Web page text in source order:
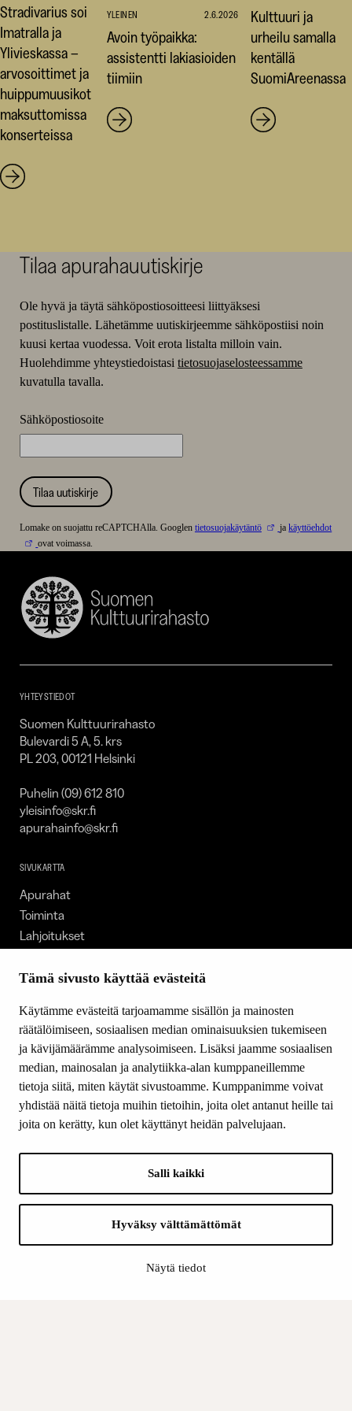
Tämä sivusto käyttää evästeitä
Käytämme evästeitä tarjoamamme sisällön ja mainosten
räätälöimiseen, sosiaalisen median ominaisuuksien tukemiseen
ja kävijämäärämme analysoimiseen. Lisäksi jaamme sosiaalisen
median, mainosalan ja analytiikka-alan kumppaneillemme
tietoja siitä, miten käytät sivustoamme. Kumppanimme voivat
yhdistää näitä tietoja muihin tietoihin, joita olet antanut heille tai
joita on kerätty, kun olet käyttänyt heidän palvelujaan.
Salli kaikki
Hyväksy välttämättömät
Näytä tiedot
Stradivarius soi
Imatralla ja
Ylivieskassa –
arvosoittimet ja
huippumuusikot
maksuttomissa
konserteissa
YLEINEN 2.6.2026
Avoin työpaikka:
assistentti lakiasioiden
tiimiin
Kulttuuri ja
urheilu samalla
kentällä
SuomiAreenassa
Tilaa apurahauutiskirje
Ole hyvä ja täytä sähköpostiosoitteesi liittyäksesi
postituslistalle. Lähetämme uutiskirjeemme sähköpostiisi noin
kuusi kertaa vuodessa. Voit erota listalta milloin vain.
Huolehdimme yhteystiedoistasi tietosuojaselosteessamme
kuvatulla tavalla.
Sähköpostiosoite
Tilaa uutiskirje
Lomake on suojattu reCAPTCHAlla. Googlen tietosuojakäytäntö jakäyttöehdot
ovat voimassa.
Suomen
Kulttuurirahasto
YHTEYSTIEDOT
Suomen Kulttuurirahasto
Bulevardi 5 A, 5. krs
PL 203, 00121 Helsinki
Puhelin (09) 612 810
yleisinfo@skr.fi
apurahainfo@skr.fi
SIVUKARTTA
Apurahat
Toiminta
Lahjoitukset
Ajankohtaista
Yhteystiedot
SEURAA MEITÄ
Facebook
Instagram
LinkedIn
Suomen Kulttuurirahasto: